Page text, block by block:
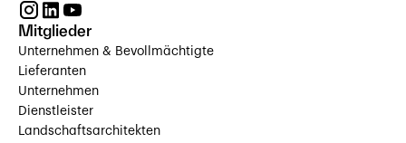
Mitglieder
Unternehmen & Bevollmächtigte
Lieferanten
Unternehmen
Dienstleister
Landschaftsarchitekten